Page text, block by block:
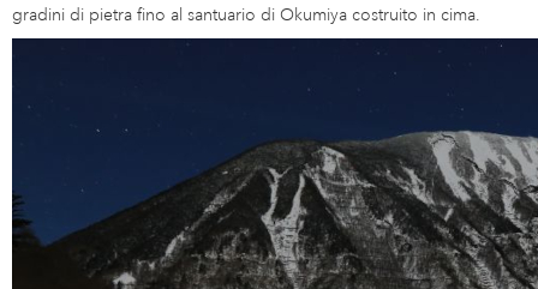
gradini di pietra fino al santuario di Okumiya costruito in cima.